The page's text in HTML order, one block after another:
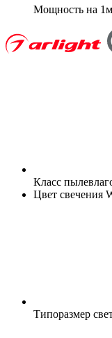
Мощность на 1м
Класс
Цвет свечения
Типоразмер